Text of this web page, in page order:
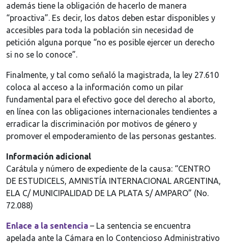
además tiene la obligación de hacerlo de manera
“proactiva”. Es decir, los datos deben estar disponibles y
accesibles para toda la población sin necesidad de
petición alguna porque “no es posible ejercer un derecho
si no se lo conoce”.
Finalmente, y tal como señaló la magistrada, la ley 27.610
coloca al acceso a la información como un pilar
fundamental para el efectivo goce del derecho al aborto,
en línea con las obligaciones internacionales tendientes a
erradicar la discriminación por motivos de género y
promover el empoderamiento de las personas gestantes.
Información adicional
Carátula y número de expediente de la causa: “CENTRO
DE ESTUDICELS, AMNISTÍA INTERNACIONAL ARGENTINA,
ELA C/ MUNICIPALIDAD DE LA PLATA S/ AMPARO” (No.
72.088)
Enlace a la sentencia – La sentencia se encuentra
apelada ante la Cámara en lo Contencioso Administrativo